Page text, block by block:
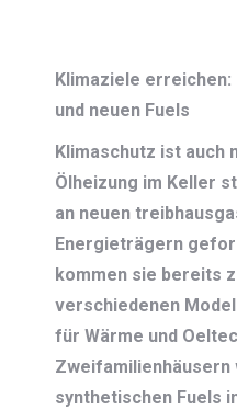
Klimaziele
und neuen Fuels
Klimaschutz ist auch
Ölheizung im Keller
an neuen
Energieträgern
kommen sie bereits
verschiedenen
für Wärme und
Zweifamilienhäusern
synthetischen Fuels